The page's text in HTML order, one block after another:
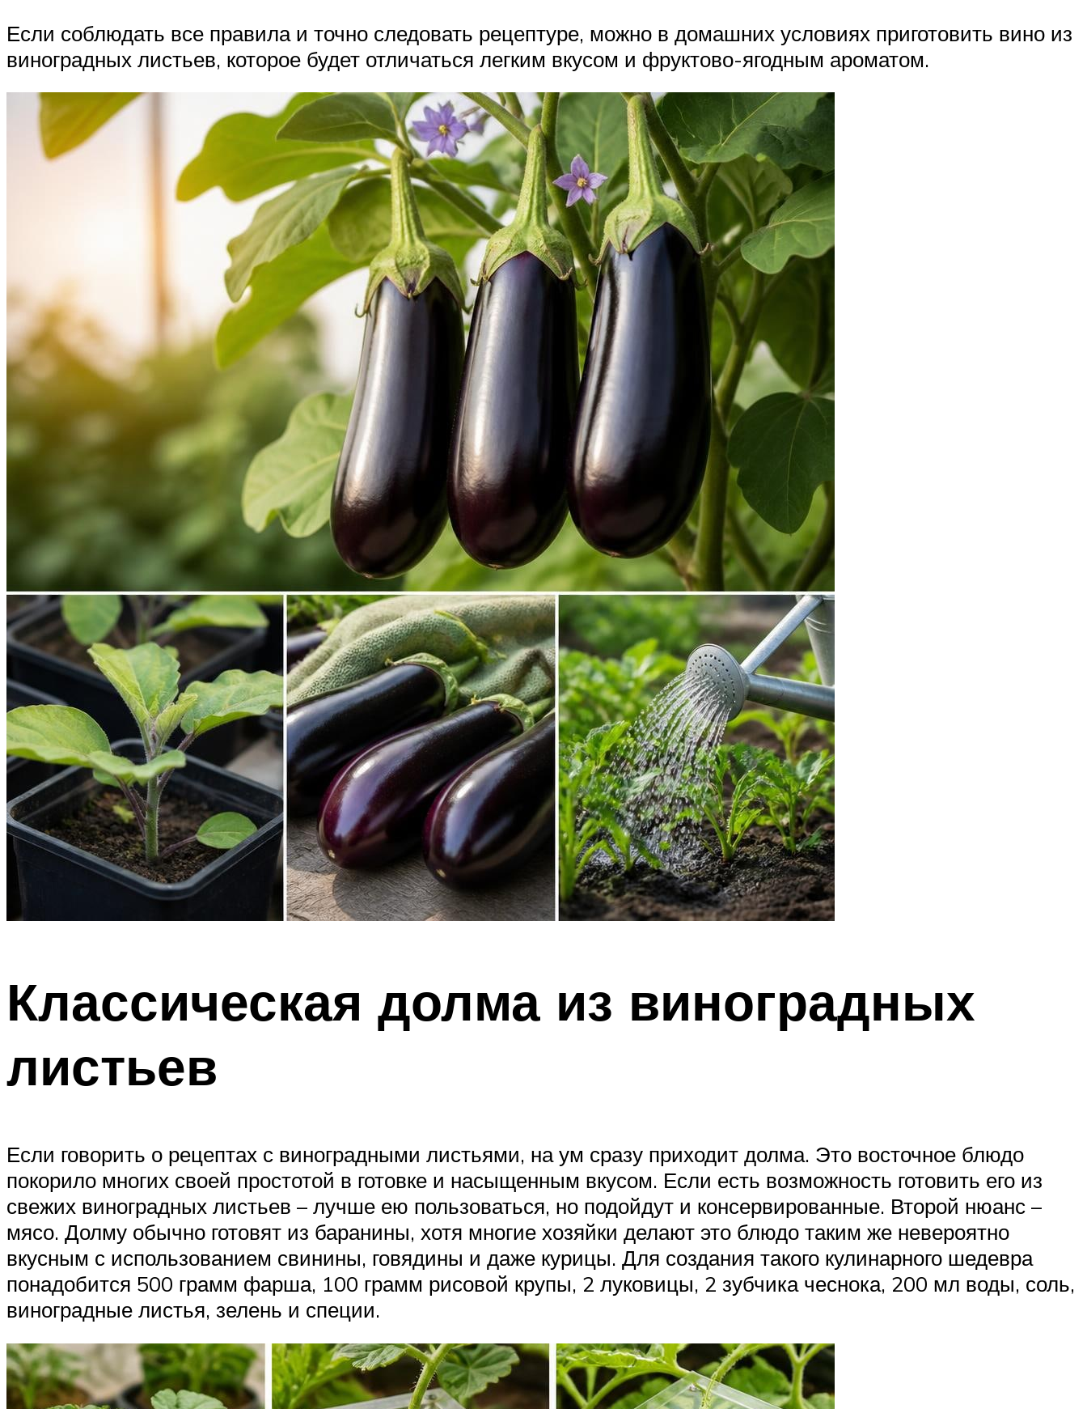
Если соблюдать все правила и точно следовать рецептуре, можно в домашних условиях приготовить вино из
виноградных листьев, которое будет отличаться легким вкусом и фруктово-ягодным ароматом.
Классическая долма из виноградных
листьев
Если говорить о рецептах с виноградными листьями, на ум сразу приходит долма. Это восточное блюдо
покорило многих своей простотой в готовке и насыщенным вкусом. Если есть возможность готовить его из
свежих виноградных листьев – лучше ею пользоваться, но подойдут и консервированные. Второй нюанс –
мясо. Долму обычно готовят из баранины, хотя многие хозяйки делают это блюдо таким же невероятно
вкусным с использованием свинины, говядины и даже курицы. Для создания такого кулинарного шедевра
понадобится 500 грамм фарша, 100 грамм рисовой крупы, 2 луковицы, 2 зубчика чеснока, 200 мл воды, соль,
виноградные листья, зелень и специи.